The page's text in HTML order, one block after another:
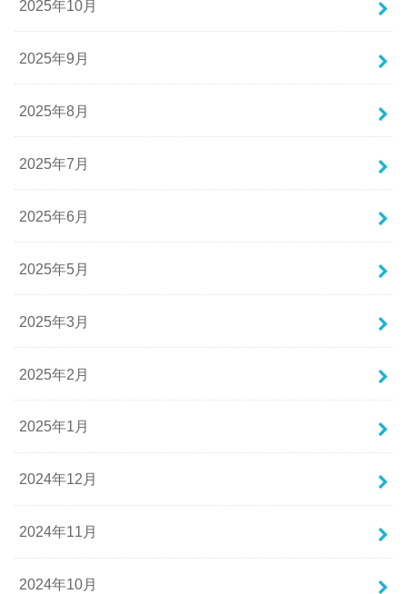
2025年10月
2025年9月
2025年8月
2025年7月
2025年6月
2025年5月
2025年3月
2025年2月
2025年1月
2024年12月
2024年11月
2024年10月